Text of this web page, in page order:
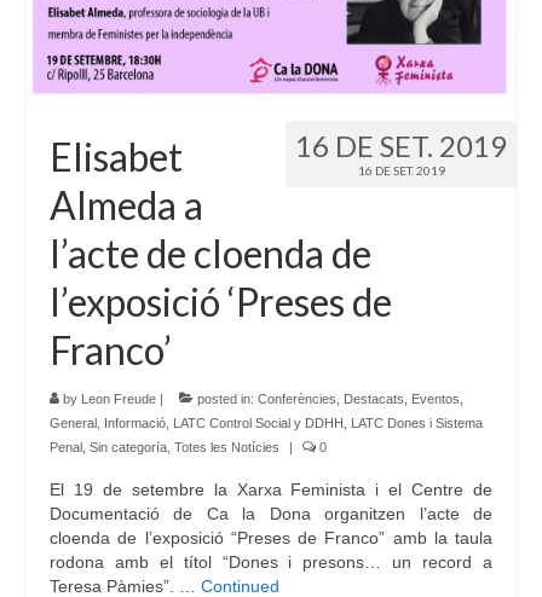
16 DE SET. 2019
16 DE SET. 2019
Elisabet
Almeda a
l’acte de cloenda de
l’exposició ‘Preses de
Franco’
by Leon Freude | posted in: Conferències Destacats Eventos
General Informació LATC Control Social y DDHH
LATC Dones i Sistema
Penal Sin categoría Totes les Notícies | 0
El 19 de setembre la Xarxa Feminista i el Centre de
Documentació de Ca la Dona organitzen l’acte de
cloenda de l’exposició “Preses de Franco” amb la taula
rodona amb el títol “Dones i presons… un record a
Teresa Pàmies”. … Continued